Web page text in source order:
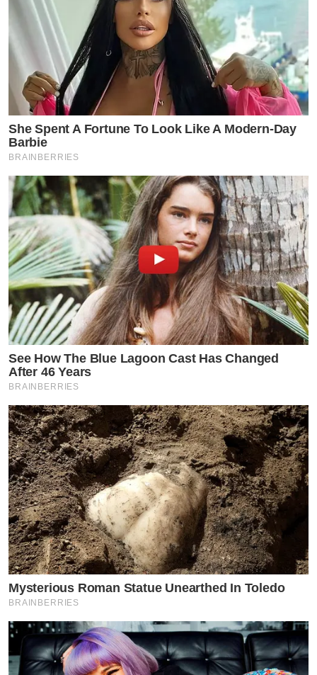
by TVPOOL ONLINE
She Spent A Fortune To Look Like A Modern-Day
Barbie
BRAINBERRIES
See How The Blue Lagoon Cast Has Changed
After 46 Years
BRAINBERRIES
Mysterious Roman Statue Unearthed In Toledo
BRAINBERRIES